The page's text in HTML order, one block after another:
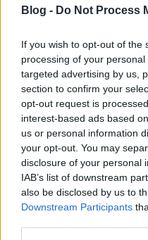
Blog - Do Not Process
If you wish to opt-out of the
processing of your
targeted advertising by us,
section to confirm your
opt-out request is
interest-based ads based
us or personal information
your opt-out. You may
disclosure of your personal
IAB’s list of downstream
also be disclosed by us to
Downstream Participants
így Szent Ágostonra, a